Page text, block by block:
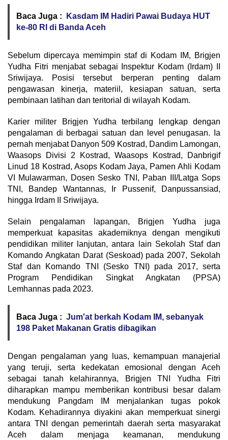
Baca Juga :
Kasdam IM Hadiri Pawai Budaya HUT
ke-80 RI di Banda Aceh
Sebelum dipercaya memimpin staf di Kodam IM, Brigjen
Yudha Fitri menjabat sebagai Inspektur Kodam (Irdam) II
Sriwijaya. Posisi tersebut berperan penting dalam
pengawasan kinerja, materiil, kesiapan satuan, serta
pembinaan latihan dan teritorial di wilayah Kodam.
Karier militer Brigjen Yudha terbilang lengkap dengan
pengalaman di berbagai satuan dan level penugasan. Ia
pernah menjabat Danyon 509 Kostrad, Dandim Lamongan,
Waasops Divisi 2 Kostrad, Waasops Kostrad, Danbrigif
Linud 18 Kostrad, Asops Kodam Jaya, Pamen Ahli Kodam
VI Mulawarman, Dosen Sesko TNI, Paban III/Latga Sops
TNI, Bandep Wantannas, Ir Pussenif, Danpussansiad,
hingga Irdam II Sriwijaya.
Selain pengalaman lapangan, Brigjen Yudha juga
memperkuat kapasitas akademiknya dengan mengikuti
pendidikan militer lanjutan, antara lain Sekolah Staf dan
Komando Angkatan Darat (Seskoad) pada 2007, Sekolah
Staf dan Komando TNI (Sesko TNI) pada 2017, serta
Program Pendidikan Singkat Angkatan (PPSA)
Lemhannas pada 2023.
Baca Juga : Jum'at berkah Kodam IM, sebanyak
198 Paket Makanan Gratis dibagikan
Dengan pengalaman yang luas, kemampuan manajerial
yang teruji, serta kedekatan emosional dengan Aceh
sebagai tanah kelahirannya, Brigjen TNI Yudha Fitri
diharapkan mampu memberikan kontribusi besar dalam
mendukung Pangdam IM menjalankan tugas pokok
Kodam. Kehadirannya diyakini akan memperkuat sinergi
antara TNI dengan pemerintah daerah serta masyarakat
Aceh dalam menjaga keamanan, mendukung